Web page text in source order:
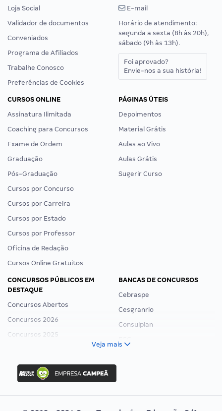
Loja Social
Validador de documentos
Conveniados
Programa de Afiliados
Trabalhe Conosco
Preferências de Cookies
E-mail
Horário de atendimento:
segunda a sexta (8h às 20h),
sábado (9h às 13h).
Foi aprovado?
Envie-nos a sua história!
CURSOS ONLINE
Assinatura Ilimitada
Coaching para Concursos
Exame de Ordem
Graduação
Pós-Graduação
Cursos por Concurso
Cursos por Carreira
Cursos por Estado
Cursos por Professor
Oficina de Redação
Cursos Online Gratuitos
PÁGINAS ÚTEIS
Depoimentos
Material Grátis
Aulas ao Vivo
Aulas Grátis
Sugerir Curso
CONCURSOS PÚBLICOS EM
DESTAQUE
Concursos Abertos
Concursos 2026
Concursos 2025
Concurso Ibama
Concurso MPU
Editais publicados
BANCAS DE CONCURSOS
Cebraspe
Cesgranrio
Consulplan
Veja mais